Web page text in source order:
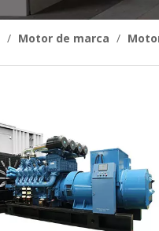
/ Motor de marca /